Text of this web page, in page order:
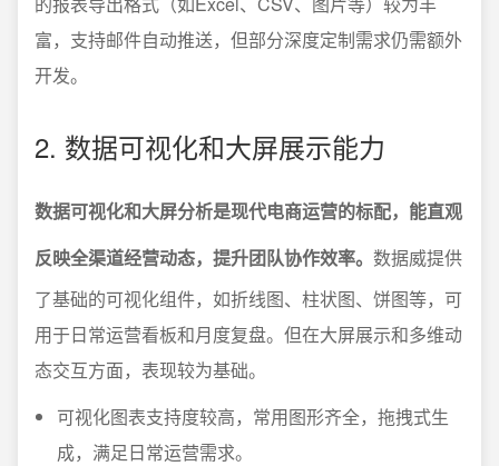
富，支持邮件自动推送，但部分深度定制需求仍需额外
开发。
2. 数据可视化和大屏展示能力
数据可视化和大屏分析是现代电商运营的标配，能直观
反映全渠道经营动态，提升团队协作效率。 数据威提供
了基础的可视化组件，如折线图、柱状图、饼图等，可
用于日常运营看板和月度复盘。但在大屏展示和多维动
态交互方面，表现较为基础。
可视化图表支持度较高，常用图形齐全，拖拽式生
成，满足日常运营需求。